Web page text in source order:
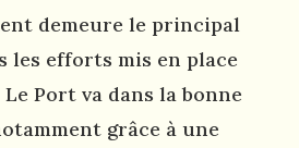
demeure le principal
les efforts mis en place
Port va dans la bonne
grâce à une